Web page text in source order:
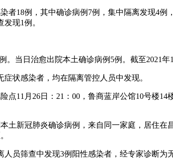
者18例，其中确诊病例7例，集中隔离发现4
现1例。
。当日治愈出院本土确诊病例5例。截至2021
状感染者，均在隔离管控人员中发现。
点11月26日：21：00，鲁商蓝岸公馆10号楼
土新冠肺炎确诊病例，来自同一家庭，居住
人员筛查中发现3例阳性感染者，经专家诊断